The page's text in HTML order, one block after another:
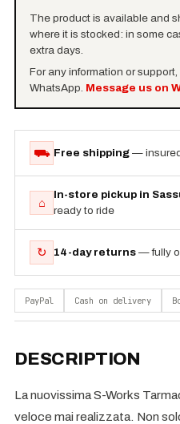
The product is available and
where it is stocked: in some
extra days.
For any information or
WhatsApp. Message us on
⛟ Free shipping —
⌂
In-store pickup in
ready to ride
↻ 14-day returns — fully
PayPal Cash on delivery
DESCRIPTION
La nuovissima S-Works
veloce mai realizzata. Non